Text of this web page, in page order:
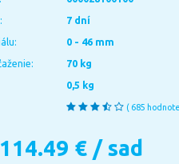
7 dní
0 - 46 mm
70 kg
0,5 kg
( 685
114.49 € / sad